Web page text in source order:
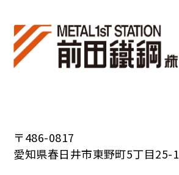
〒486-0817
愛知県春日井市東野町5丁目25-1